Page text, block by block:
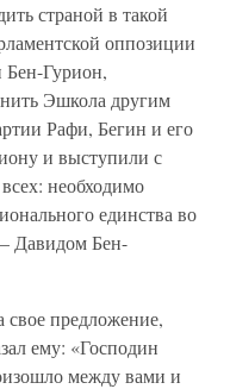
страной в такой
оппозиции
Гурион,
Эшкола другим
Рафи, Бегин и его
и выступили с
необходимо
единства во
Давидом Бен-
свое предложение,
ему: «Господин
между вами и